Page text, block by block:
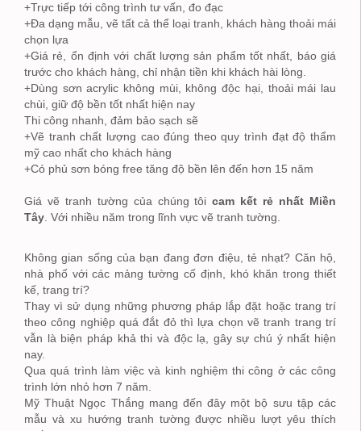
+Trực tiếp tới công trình tư vấn, đo đạc
+Đa dạng mẫu, vẽ tất cả thể loại tranh, khách hàng thoải mái
chọn lựa
+Giá rẻ, ổn định với chất lượng sản phẩm tốt nhất, báo giá
trước cho khách hàng, chỉ nhận tiền khi khách hài lòng.
+Dùng sơn acrylic không mùi, không độc hại, thoải mái lau
chùi, giữ độ bền tốt nhất hiện nay
Thi công nhanh, đảm bảo sạch sẽ
+Vẽ tranh chất lượng cao đúng theo quy trình đạt độ thẩm
mỹ cao nhất cho khách hàng
+Có phủ sơn bóng free tăng độ bền lên đến hơn 15 năm
Giá vẽ tranh tường của chúng tôicam kết rẻ nhất Miền
Tây. Với nhiều năm trong lĩnh vực vẽ tranh tường.
Không gian sống của bạn đang đơn điệu, tẻ nhạt? Căn hộ,
nhà phố với các mảng tường cố định, khó khăn trong thiết
kế, trang trí?
Thay vì sử dụng những phương pháp lắp đặt hoặc trang trí
theo công nghiệp quá đắt đỏ thì lựa chọn vẽ tranh trang trí
vẫn là biện pháp khả thi và độc lạ, gây sự chú ý nhất hiện
nay.
Qua quá trình làm việc và kinh nghiệm thi công ở các công
trình lớn nhỏ hơn 7 năm.
Mỹ Thuật Ngọc Thắng mang đến đây một bộ sưu tập các
mẫu và xu hướng tranh tường được nhiều lượt yêu thích